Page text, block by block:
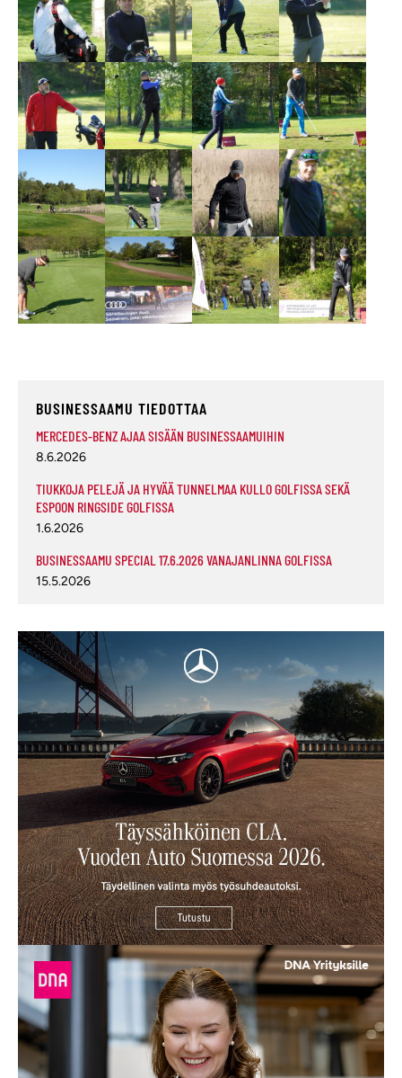
BUSINESSAAMU TIEDOTTAA
MERCEDES-BENZ AJAA SISÄÄN BUSINESSAAMUIHIN
8.6.2026
TIUKKOJA PELEJÄ JA HYVÄÄ TUNNELMAA KULLO GOLFISSA SEKÄ
ESPOON RINGSIDE GOLFISSA
1.6.2026
BUSINESSAAMU SPECIAL 17.6.2026 VANAJANLINNA GOLFISSA
15.5.2026